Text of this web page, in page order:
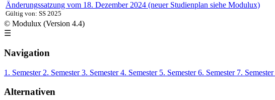
Änderungssatzung vom 18. Dezember 2024 (neuer Studienplan siehe Modulux)
Gültig von: SS 2025
© Modulux (Version 4.4)
☰
Navigation
1. Semester 2. Semester3. Semester4. Semester 5. Semester6. Semester 7. Semester
Alternativen